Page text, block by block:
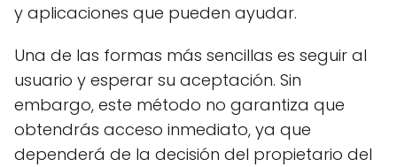
y aplicaciones que pueden ayudar.
Una de las formas más sencillas es seguir al
usuario y esperar su aceptación. Sin
embargo, este método no garantiza que
obtendrás acceso inmediato, ya que
dependerá de la decisión del propietario del